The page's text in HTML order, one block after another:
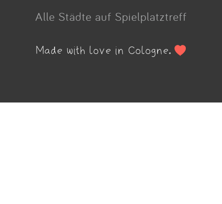
Alle Städte auf Spielplatztreff
Made with love in Cologne.